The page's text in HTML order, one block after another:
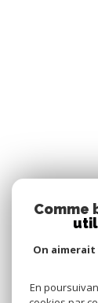
Comme
On
En